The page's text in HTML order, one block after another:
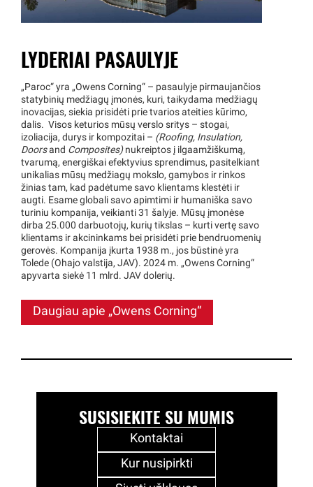
LYDERIAI PASAULYJE
„Paroc“ yra „Owens Corning“ – pasaulyje pirmaujančios
statybinių medžiagų įmonės, kuri, taikydama medžiagų
inovacijas, siekia prisidėti prie tvarios ateities kūrimo,
dalis. Visos keturios mūsų verslo sritys – stogai,
izoliacija, durys ir kompozitai – (Roofing, Insulation,
Doorsand Composites)nukreiptos į ilgaamžiškumą,
tvarumą, energiškai efektyvius sprendimus, pasitelkiant
unikalias mūsų medžiagų mokslo, gamybos ir rinkos
žinias tam, kad padėtume savo klientams klestėti ir
augti. Esame globali savo apimtimi ir humaniška savo
turiniu kompanija, veikianti 31 šalyje. Mūsų įmonėse
dirba 25.000 darbuotojų, kurių tikslas – kurti vertę savo
klientams ir akcininkams bei prisidėti prie bendruomenių
gerovės. Kompanija įkurta 1938 m., jos būstinė yra
Tolede (Ohajo valstija, JAV). 2024 m. „Owens Corning“
apyvarta siekė 11 mlrd. JAV dolerių.
Daugiau apie „Owens Corning“
SUSISIEKITE SU MUMIS
Kontaktai
Kur nusipirkti